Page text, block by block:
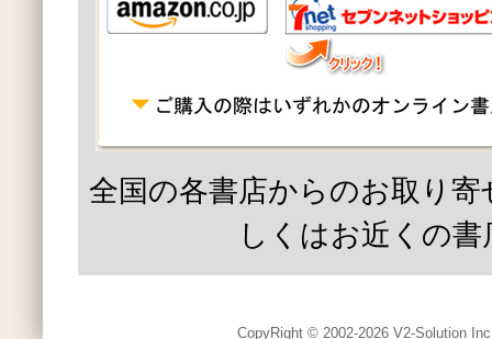
全国の各書店からのお取り
しくはお近くの書
CopyRight © 2002-2026 V2-Solution